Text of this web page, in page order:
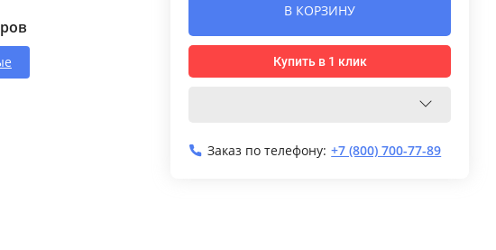
В КОРЗИНУ
Купить в 1 клик
Заказ по телефону: +7 (800) 700-77-89